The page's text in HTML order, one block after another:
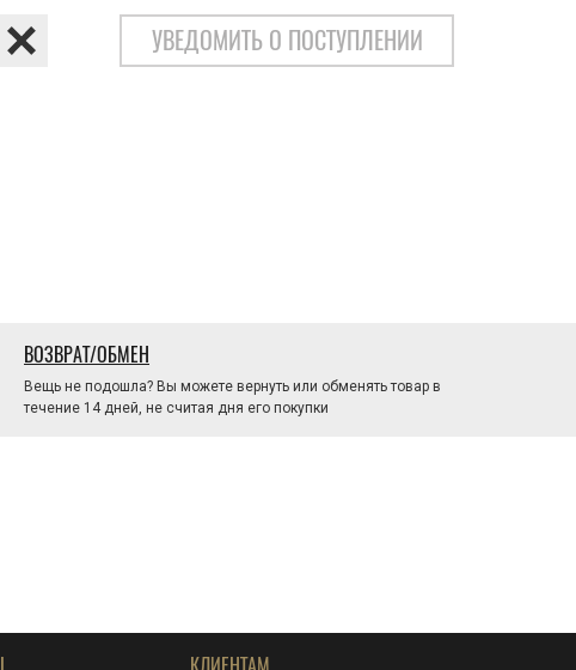
УВЕДОМИТЬ О ПОСТУПЛЕНИИ
ВОЗВРАТ/ОБМЕН
Вещь не подошла? Вы можете вернуть или обменять товар в
течение 14 дней, не считая дня его покупки